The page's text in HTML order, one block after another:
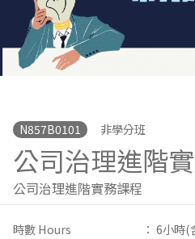
N857B0101 非學分班
公司治理進階
公司治理進階實務課程
時數 Hours
： 6小時